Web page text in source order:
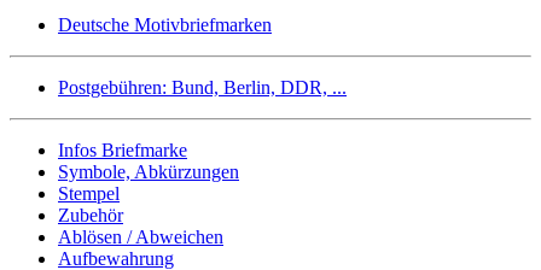
Deutsche Motivbriefmarken
Postgebühren: Bund, Berlin, DDR, ...
Infos Briefmarke
Symbole, Abkürzungen
Stempel
Zubehör
Ablösen / Abweichen
Aufbewahrung